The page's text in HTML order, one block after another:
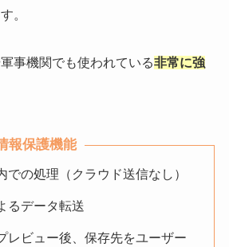
。
事機関でも使われている非常に強
報保護機能
での処理（クラウド送信なし）
るデータ転送
レビュー後、保存先をユーザー